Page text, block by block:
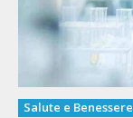
Salute e Benessere